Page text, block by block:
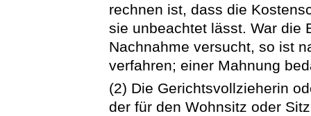
rechnen ist, dass die
sie unbeachtet lässt. War die
Nachnahme versucht, so ist
verfahren; einer Mahnung
(2) Die Gerichtsvollzieherin
der für den Wohnsitz oder